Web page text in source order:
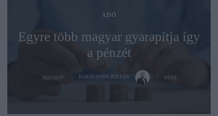
ADÓ
Egyre több magyar gyarapítja így
a pénzét
2025-10-07 KARÁCSONY ZOLTÁN PÉNZ